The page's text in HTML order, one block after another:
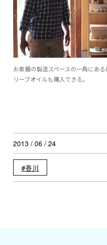
お素麺の製造スペースの一角にあ
リーブオイルも購入できる。
2013 / 06 / 24
香川